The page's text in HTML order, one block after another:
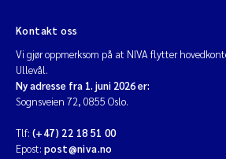
Kontakt oss
Vi gjør oppmerksom på at NIVA flytter
Ullevål.
Ny adresse fra 1. juni 2026 er:
Sognsveien 72, 0855 Oslo.
Tlf: (+47) 22 18 51 00
Epost: post@niva.no